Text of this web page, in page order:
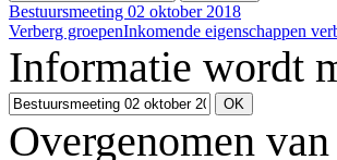
Bestuursmeeting 02 oktober 2018
Verberg groepenInkomende eigenschappen
Informatie wordt
Overgenomen van